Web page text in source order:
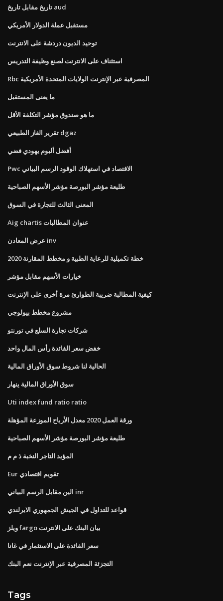
تاريخ مقابل تاريخ aud
مستقبل عملة الدولار الأمريكي
توحيد الديون دردشة على الانترنت
استئناف على الانترنت لصنع وظيفة التدريس
Rbc المصرفية عبر الإنترنت الولايات المتحدة الأمريكية
ما يعنى المستقبل
ما هو صندوق مؤشر التكلفة الأقل
تقرير الغاز الطبيعي dgaz
أفضل ألبوم يهودي فضي
Pwc الاقتصاد في استهلاك الوقود الرسم البياني
طليعة مؤشر البورصة مؤشر الأسهم الصباحية
المعنى الثالث للتجارة في السوق
Aig chartis عنوان المطالبات
عرض المعادن inv
خطة تكميلية للرعاية الطبية و مخطط المقارنة 2020
خيارات الأسهم مقابل مؤشر
كيفية المطالبة ضريبة الطوارئ مرة أخرى على الإنترنت
مشروع مخطط بيولوجي
شركات تجارة السلع في تورنتو
خفض سعر الفائدة رأس المال واحد
الحالية لنا شروط سوق الأوراق المالية
سوق الأوراق المالية ينهار
Uti index fund ratio ratio
ورقة العمل 2020 معدل الأرباح الموزعة المؤهلة
طليعة مؤشر البورصة مؤشر الأسهم الصباحية
المؤيد التاجر النخبة ذ م م
Eur تقويم اقتصادي
الين مقابل الرسم البياني inr
قواعد للتداول في الجيش الجمهوري الايرلندي
ويلز fargo بيان البنك على الانترنت
سعر الفائدة على الاستثمار في غانا
التجزئة المصرفية عبر الإنترنت نعم البنك
Tags